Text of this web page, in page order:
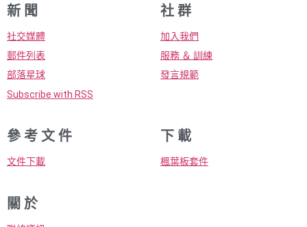
新 聞
社交媒體
郵件列表
部落星球
Subscribe with RSS
社 群
加入我們
服務 ＆ 訓練
發言規範
參 考 文 件
文件下載
下 載
楓葉板套件
關 於